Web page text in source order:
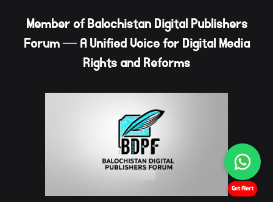
Member of Balochistan Digital Publishers
Forum — A Unified Voice for Digital Media
Rights and Reforms
Get Alert